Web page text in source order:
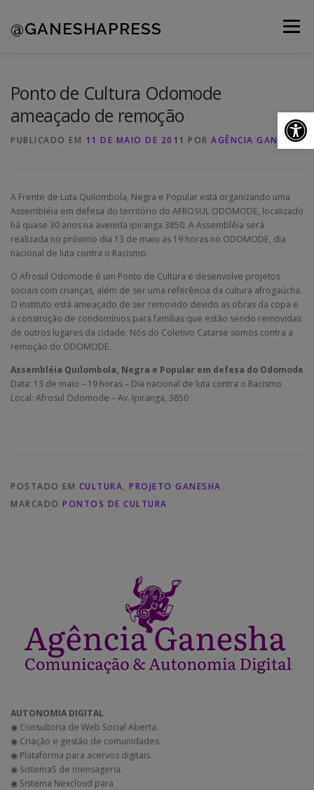
@GANESHAPRESS Menu
Ponto de Cultura Odomode
ameaçado de remoção
PUBLICADO EM 11 DE MAIO DE 2011 POR AGÊNCIA GANESHA
A Frente de Luta Quilombola, Negra e Popular está organizando uma
Assembléia em defesa do território do AFROSUL ODOMODE, localizado
há quase 30 anos na avenida ipiranga 3850. A Assembléia será
realizada no próximo dia 13 de maio as 19 horas no ODOMODE, dia
nacional de luta contra o Racismo.
O Afrosul Odomode é um Ponto de Cultura e desenvolve projetos
sociais com crianças, além de ser uma referência da cultura afrogaúcha.
O instituto está ameaçado de ser removido devido as obras da copa e
a construção de condomínios para famílias que estão sendo removidas
de outros lugares da cidade. Nós do Coletivo Catarse somos contra a
remoção do ODOMODE.
Assembléia Quilombola, Negra e Popular em defesa do Odomode
Data: 13 de maio – 19 horas – Dia nacional de luta contra o Racismo
Local: Afrosul Odomode – Av. Ipiranga, 3850
POSTADO EM CULTURA, PROJETO GANESHA
MARCADO PONTOS DE CULTURA
AUTONOMIA DIGITAL
◉ Consultoria de Web Social Aberta.
◉ Criação e gestão de comunidades.
◉ Plataforma para acervos digitais.
◉ SistemaS de mensageria.
◉ Sistema Nexcloud para